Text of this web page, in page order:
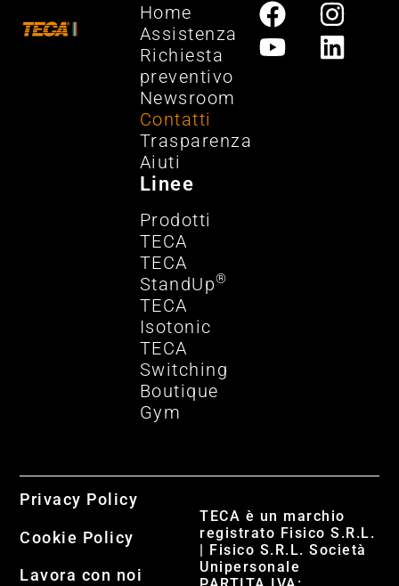
Home
Assistenza
Richiesta
preventivo
Newsroom
Contatti
Trasparenza
Aiuti
Linee
Prodotti
TECA
TECA
StandUp®
TECA
Isotonic
TECA
Switching
Boutique
Gym
TECA è un marchio
registrato Fisico S.R.L.
| Fisico S.R.L. Società
Unipersonale
Privacy Policy
Cookie Policy
Lavora con noi